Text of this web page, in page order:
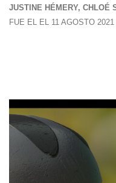
JUSTINE HÉMERY, CHLOÉ
FUE EL EL 11 AGOSTO 2021